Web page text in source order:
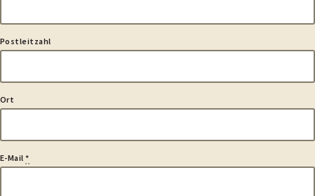
Postleitzahl
Ort
E-Mail*